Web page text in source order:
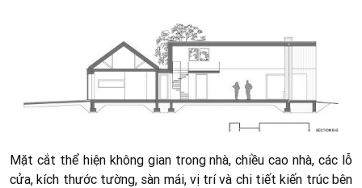
Mặt cắt thể hiện không gian trong nhà, chiều cao nhà, các lỗ
cửa, kích thước tường, sàn mái, vị trí và chi tiết kiến trúc bên